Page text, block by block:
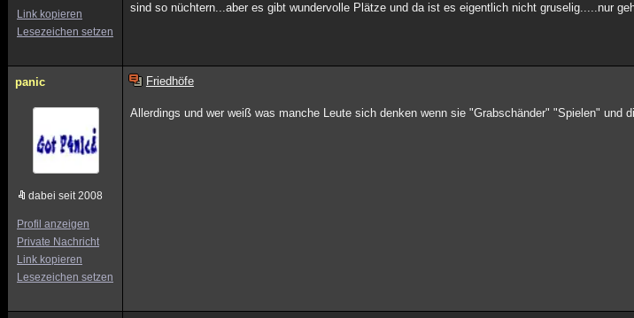
Link kopieren
Lesezeichen setzen
sind so nüchtern...aber es gibt wundervolle Plätze und da ist es eigentlich nicht gruselig.....nur
panic
dabei seit 2008
Profil anzeigen
Private Nachricht
Link kopieren
Lesezeichen setzen
Friedhöfe
Allerdings und wer weiß was manche Leute sich denken wenn sie "Grabschänder" "Spielen" und